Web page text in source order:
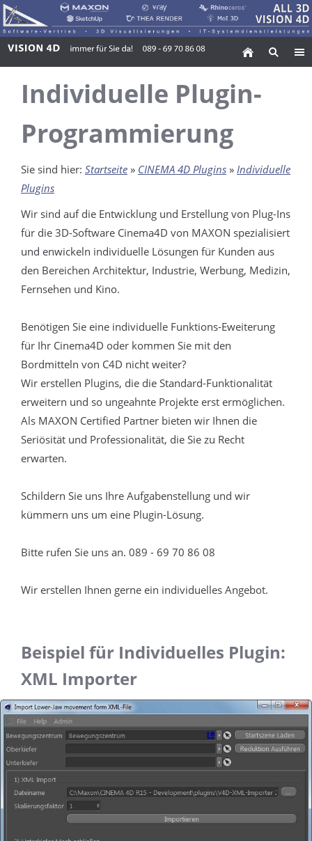
Individuelle Plugin-
Programmierung
Sie sind hier: Startseite » CINEMA 4D Plugins » Individuelle
Plugins
Wir sind auf die Entwicklung und Erstellung von Plug-Ins
für die 3D-Software Cinema4D von MAXON spezialisiert
und enwickeln individuelle Lösungen für Kunden aus
den Bereichen Architektur, Industrie, Werbung, Medizin,
Fernsehen und Kino.
Benötigen Sie eine individuelle Funktions-Eweiterung
für Ihr Cinema4D oder kommen Sie mit den
Bordmitteln von C4D nicht weiter?
Wir erstellen Plugins, die die Standard-Funktionalität
erweitern und so ungeahnte Projekte erst ermöglichen.
Als MAXON Certified Partner bieten wir Ihnen die
Seriösität und Professionalität, die Sie zu Recht
erwarten.
Schildern Sie uns Ihre Aufgabenstellung und wir
kümmern uns um eine Plugin-Lösung.
Bitte rufen Sie uns an. 089 - 69 70 86 08
Wir erstellen Ihnen gerne ein individuelles Angebot.
Beispiel für Individuelles Plugin:
XML Importer